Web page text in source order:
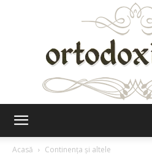
Acasă
Continenţa şi altele